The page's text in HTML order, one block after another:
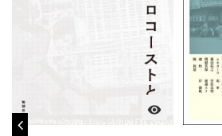
visibility